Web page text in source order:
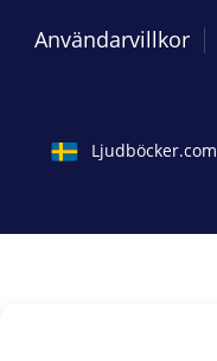
Användarvillkor
Ljudböcker.com